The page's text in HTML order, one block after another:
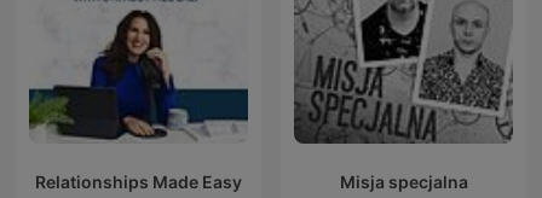
Relationships Made Easy Misja specjalna